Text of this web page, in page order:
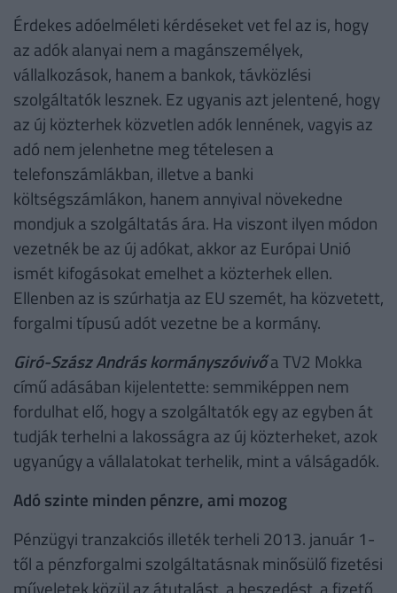
Érdekes adóelméleti kérdéseket vet fel az is, hogy
az adók alanyai nem a magánszemélyek,
vállalkozások, hanem a bankok, távközlési
szolgáltatók lesznek. Ez ugyanis azt jelentené, hogy
az új közterhek közvetlen adók lennének, vagyis az
adó nem jelenhetne meg tételesen a
telefonszámlákban, illetve a banki
költségszámlákon, hanem annyival növekedne
mondjuk a szolgáltatás ára. Ha viszont ilyen módon
vezetnék be az új adókat, akkor az Európai Unió
ismét kifogásokat emelhet a közterhek ellen.
Ellenben az is szúrhatja az EU szemét, ha közvetett,
forgalmi típusú adót vezetne be a kormány.
Giró-Szász András kormányszóvivőa TV2 Mokka
című adásában kijelentette: semmiképpen nem
fordulhat elő, hogy a szolgáltatók egy az egyben át
tudják terhelni a lakosságra az új közterheket, azok
ugyanúgy a vállalatokat terhelik, mint a válságadók.
Adó szinte minden pénzre, ami mozog
Pénzügyi tranzakciós illeték terheli 2013. január 1-
től a pénzforgalmi szolgáltatásnak minősülő fizetési